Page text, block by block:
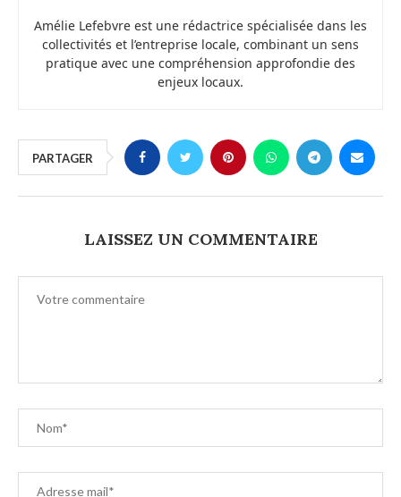
Amélie Lefebvre est une rédactrice spécialisée dans les
collectivités et l’entreprise locale, combinant un sens
pratique avec une compréhension approfondie des
enjeux locaux.
PARTAGER
LAISSEZ UN COMMENTAIRE